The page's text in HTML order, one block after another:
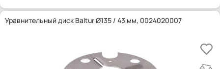
Уравнительный диск Baltur Ø135 / 43 мм, 0024020007